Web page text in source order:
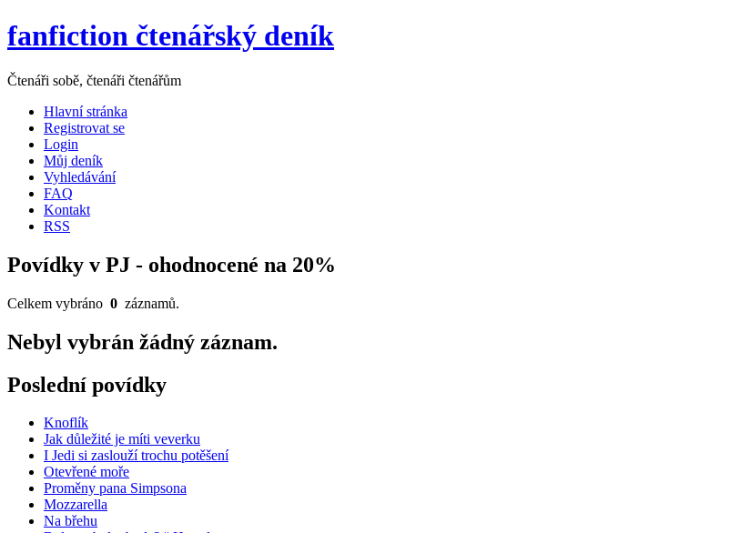
fanfiction čtenářský deník
Čtenáři sobě, čtenáři čtenářům
Hlavní stránka
Registrovat se
Login
Můj deník
Vyhledávání
FAQ
Kontakt
RSS
Povídky v PJ - ohodnocené na 20%
Celkem vybráno 0 záznamů.
Nebyl vybrán žádný záznam.
Poslední povídky
Knoflík
Jak důležité je míti veverku
I Jedi si zaslouží trochu potěšení
Otevřené moře
Proměny pana Simpsona
Mozzarella
Na břehu